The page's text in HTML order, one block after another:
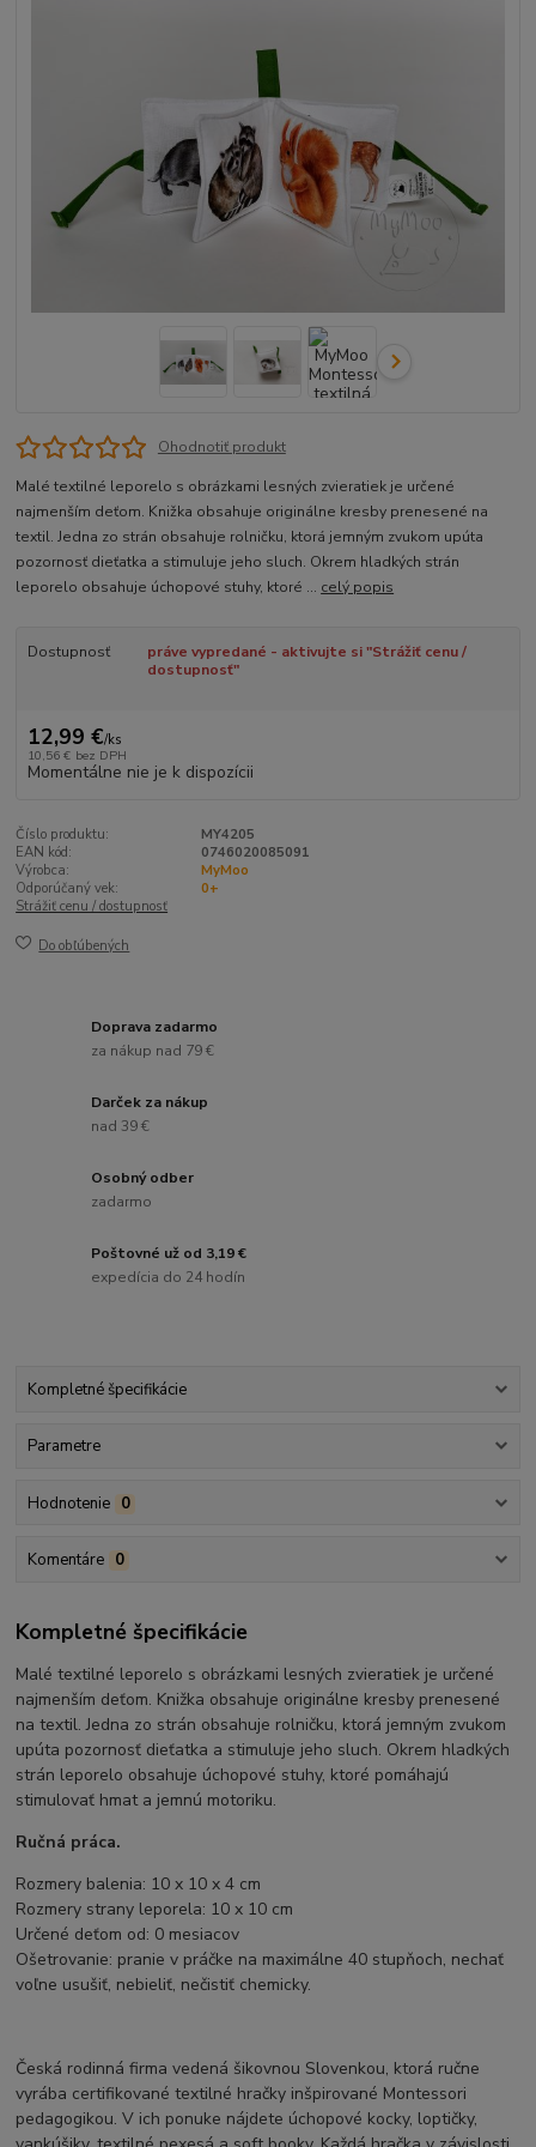
Ohodnotiť produkt
Malé textilné leporelo s obrázkami lesných zvieratiek je určené
najmenším deťom. Knižka obsahuje originálne kresby prenesené na
textil. Jedna zo strán obsahuje rolničku, ktorá jemným zvukom upúta
pozornosť dieťatka a stimuluje jeho sluch. Okrem hladkých strán
leporelo obsahuje úchopové stuhy, ktoré ... celý popis
Dostupnosť
práve vypredané - aktivujte si "Strážiť cenu /
dostupnosť"
12,99 €/ks
10,56 € bez DPH
Momentálne nie je k dispozícii
Číslo produktu:
MY4205
EAN kód:
0746020085091
Výrobca:
MyMoo
Odporúčaný vek:
0+
Strážiť cenu / dostupnosť
Do obľúbených
Doprava zadarmo
za nákup nad 79 €
Darček za nákup
nad 39 €
Osobný odber
zadarmo
Poštovné už od 3,19 €
expedícia do 24 hodín
Kompletné špecifikácie
Parametre
Hodnotenie 0
Komentáre 0
Kompletné špecifikácie
Malé textilné leporelo s obrázkami lesných zvieratiek je určené
najmenším deťom. Knižka obsahuje originálne kresby prenesené
na textil. Jedna zo strán obsahuje rolničku, ktorá jemným zvukom
upúta pozornosť dieťatka a stimuluje jeho sluch. Okrem hladkých
strán leporelo obsahuje úchopové stuhy, ktoré pomáhajú
stimulovať hmat a jemnú motoriku.
Ručná práca.
Rozmery balenia: 10 x 10 x 4 cm
Rozmery strany leporela: 10 x 10 cm
Určené deťom od: 0 mesiacov
Ošetrovanie: pranie v práčke na maximálne 40 stupňoch, nechať
voľne usušiť, nebieliť, nečistiť chemicky.
Česká rodinná firma vedená šikovnou Slovenkou, ktorá ručne
vyrába certifikované textilné hračky inšpirované Montessori
pedagogikou. V ich ponuke nájdete úchopové kocky, loptičky,